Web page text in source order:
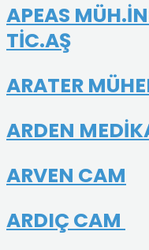
APEAS
TİC.AŞ
ARATER
ARDEN
ARVEN CAM
ARDIÇ CAM